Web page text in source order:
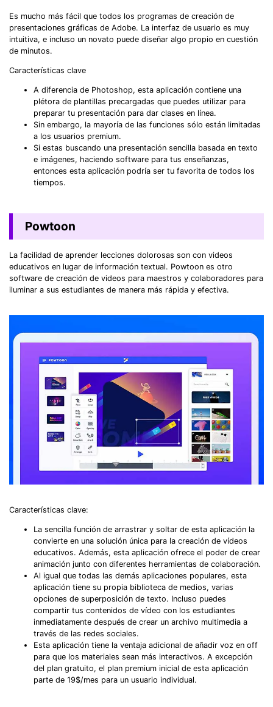
Es mucho más fácil que todos los programas de creación de
presentaciones gráficas de Adobe. La interfaz de usuario es muy
intuitiva, e incluso un novato puede diseñar algo propio en cuestión
de minutos.
Características clave
A diferencia de Photoshop, esta aplicación contiene una
plétora de plantillas precargadas que puedes utilizar para
preparar tu presentación para dar clases en línea.
Sin embargo, la mayoría de las funciones sólo están limitadas
a los usuarios premium.
Si estas buscando una presentación sencilla basada en texto
e imágenes, haciendo software para tus enseñanzas,
entonces esta aplicación podría ser tu favorita de todos los
tiempos.
Powtoon
La facilidad de aprender lecciones dolorosas son con videos
educativos en lugar de información textual. Powtoon es otro
software de creación de videos para maestros y colaboradores para
iluminar a sus estudiantes de manera más rápida y efectiva.
Características clave:
La sencilla función de arrastrar y soltar de esta aplicación la
convierte en una solución única para la creación de vídeos
educativos. Además, esta aplicación ofrece el poder de crear
animación junto con diferentes herramientas de colaboración.
Al igual que todas las demás aplicaciones populares, esta
aplicación tiene su propia biblioteca de medios, varias
opciones de superposición de texto. Incluso puedes
compartir tus contenidos de vídeo con los estudiantes
inmediatamente después de crear un archivo multimedia a
través de las redes sociales.
Esta aplicación tiene la ventaja adicional de añadir voz en off
para que los materiales sean más interactivos. A excepción
del plan gratuito, el plan premium inicial de esta aplicación
parte de 19$/mes para un usuario individual.